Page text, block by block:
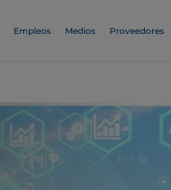
Empleos Medios Proveedores